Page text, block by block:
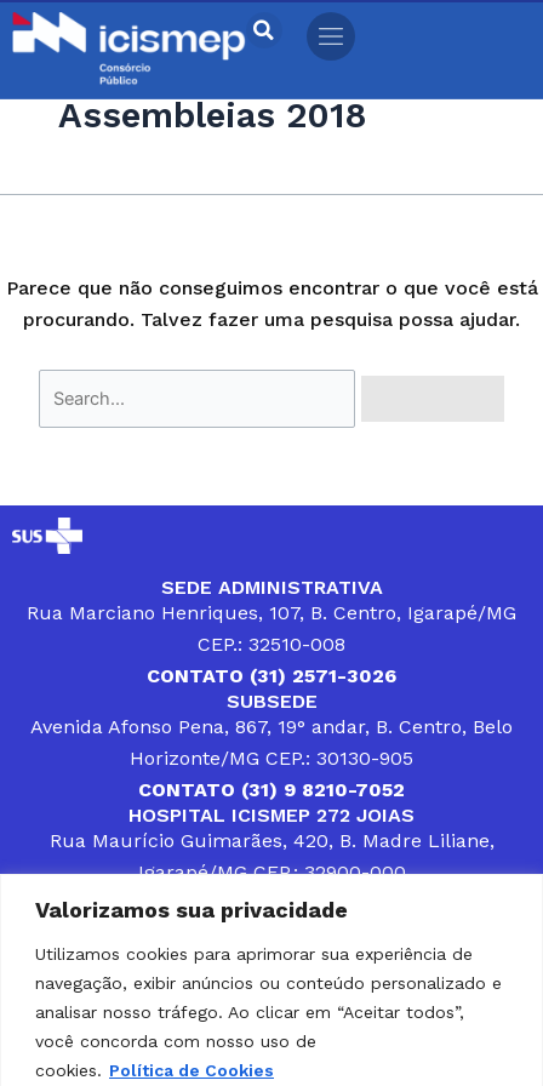
Valorizamos sua privacidade
Utilizamos cookies para aprimorar sua experiência de
navegação, exibir anúncios ou conteúdo personalizado e
analisar nosso tráfego. Ao clicar em “Aceitar todos”,
você concorda com nosso uso de
cookies. Política de Cookies
Ir
para
conteúdoAssembleias 2018
Parece que não conseguimos encontrar o que você está
procurando. Talvez fazer uma pesquisa possa ajudar.
Pesquisar
por:
SEDE ADMINISTRATIVA
Rua Marciano Henriques, 107, B. Centro, Igarapé/MG
CEP.: 32510-008
CONTATO (31) 2571-3026
SUBSEDE
Avenida Afonso Pena, 867, 19° andar, B. Centro, Belo
Horizonte/MG CEP.: 30130-905
CONTATO (31) 9 8210-7052
HOSPITAL ICISMEP 272 JOIAS
Rua Maurício Guimarães, 420, B. Madre Liliane,
Igarapé/MG CEP.: 32900-000
CONTATOS (31) 3512-4400 ou (31) 9 8309-8660
DESENVOLVER SOLUÇÕES, AÇÕES E SERVIÇOS
PÚBLICOS QUE COMPLEMENTEM A ASSISTÊNCIA À
POPULAÇÃO DA REGIÃO EM QUE ATUA, SENDO
PARCEIRO DOS MUNICÍPIOS CONSORCIADOS NA
SOLUÇÃO DE DIFICULDADES ENFRENTADAS POR
GESTORES MUNICIPAIS, É O COMPROMISSO DO
ICISMEP.
Home Institucional Municípios